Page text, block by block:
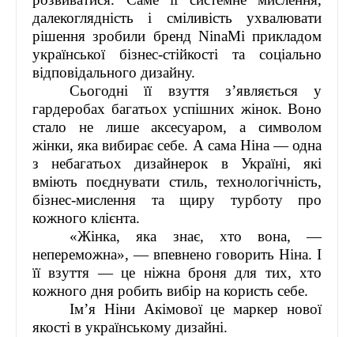
далекоглядність і сміливість ухвалювати
рішення зробили бренд NinaMi прикладом
української бізнес-стійкості та соціально
відповідального дизайну.
Сьогодні її взуття з’являється у
гардеробах багатьох успішних жінок. Воно
стало не лише аксесуаром, а символом
жінки, яка вибирає себе. А сама Ніна — одна
з небагатьох дизайнерок в Україні, які
вміють поєднувати стиль, технологічність,
бізнес-мислення та щиру турботу про
кожного клієнта.
«Жінка, яка знає, хто вона, —
непереможна», — впевнено говорить Ніна. І
її взуття — це ніжна броня для тих, хто
кожного дня робить вибір на користь себе.
Ім’я Ніни Акімової це маркер нової
якості в українському дизайні.